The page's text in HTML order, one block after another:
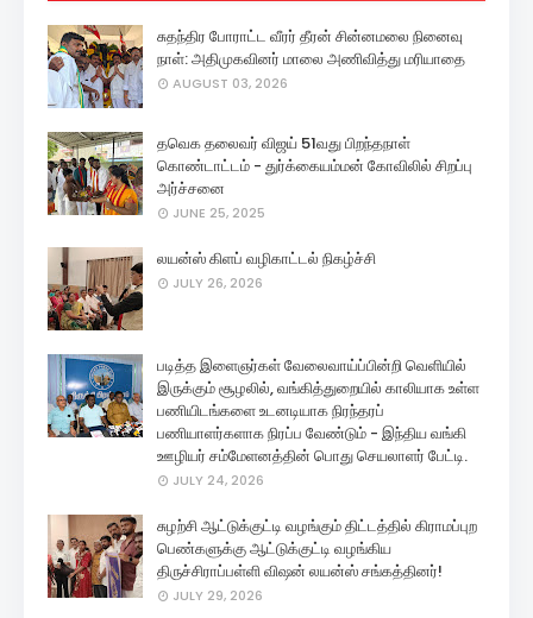
சுதந்திர போராட்ட வீரர் தீரன் சின்னமலை நினைவு
நாள்: அதிமுகவினர் மாலை அணிவித்து மரியாதை
AUGUST 03, 2026
தவெக தலைவர் விஜய் 51வது பிறந்தநாள்
கொண்டாட்டம் - துர்க்கையம்மன் கோவிலில் சிறப்பு
அர்ச்சனை
JUNE 25, 2025
லயன்ஸ் கிளப் வழிகாட்டல் நிகழ்ச்சி
JULY 26, 2026
படித்த இளைஞர்கள் வேலைவாய்ப்பின்றி வெளியில்
இருக்கும் சூழலில், வங்கித்துறையில் காலியாக உள்ள
பணியிடங்களை உடனடியாக நிரந்தரப்
பணியாளர்களாக நிரப்ப வேண்டும் - இந்திய வங்கி
ஊழியர் சம்மேளனத்தின் பொது செயலாளர் பேட்டி.
JULY 24, 2026
சுழற்சி ஆட்டுக்குட்டி வழங்கும் திட்டத்தில் கிராமப்புற
பெண்களுக்கு ஆட்டுக்குட்டி வழங்கிய
திருச்சிராப்பள்ளி விஷன் லயன்ஸ் சங்கத்தினர்!
JULY 29, 2026